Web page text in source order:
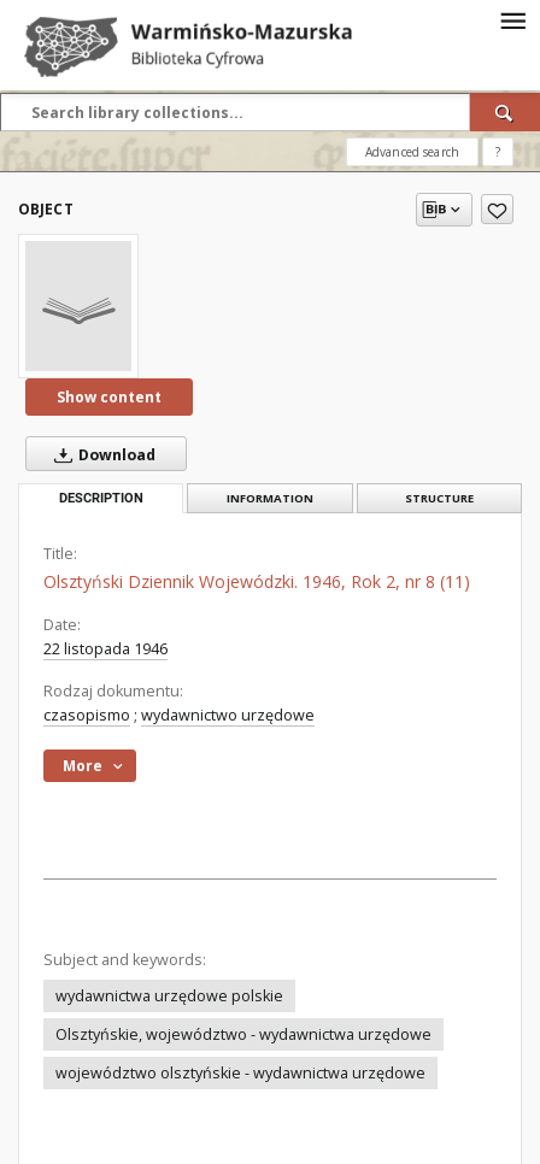
Advanced search ?
OBJECT
Show content
Download
DESCRIPTION INFORMATION STRUCTURE
Title:
Olsztyński Dziennik Wojewódzki. 1946, Rok 2, nr 8 (11)
Date:
22 listopada 1946
Rodzaj dokumentu:
czasopismo ; wydawnictwo urzędowe
More
Subject and keywords:
wydawnictwa urzędowe polskie
Olsztyńskie, województwo - wydawnictwa urzędowe
województwo olsztyńskie - wydawnictwa urzędowe